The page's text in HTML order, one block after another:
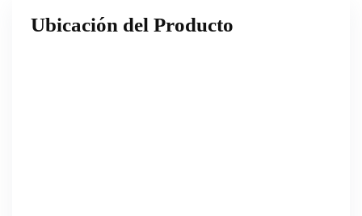
Ubicación del Producto